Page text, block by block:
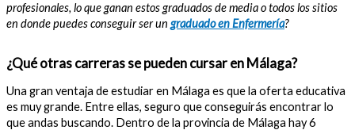
profesionales, lo que ganan estos graduados de media o todos los sitios
en donde puedes conseguir ser un graduado en Enfermería?
¿Qué otras carreras se pueden cursar en Málaga?
Una gran ventaja de estudiar en Málaga es que la oferta educativa
es muy grande. Entre ellas, seguro que conseguirás encontrar lo
que andas buscando. Dentro de la provincia de Málaga hay 6